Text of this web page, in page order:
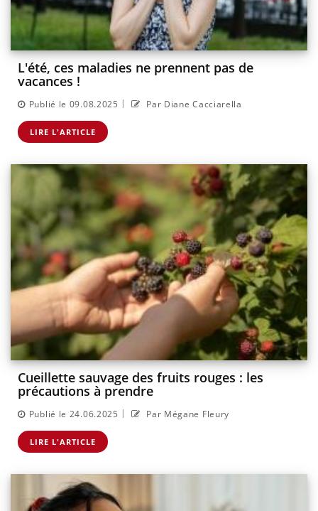
L'été, ces maladies ne prennent pas de
vacances !
Publié le 09.08.2025 | Par Diane Cacciarella
LIRE L'ARTICLE
Cueillette sauvage des fruits rouges : les
précautions à prendre
Publié le 24.06.2025 | Par Mégane Fleury
LIRE L'ARTICLE